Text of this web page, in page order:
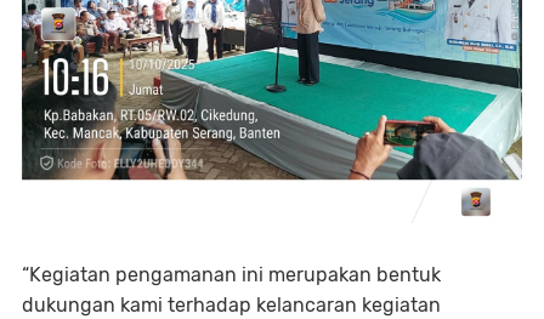
“Kegiatan pengamanan ini merupakan bentuk
dukungan kami terhadap kelancaran kegiatan